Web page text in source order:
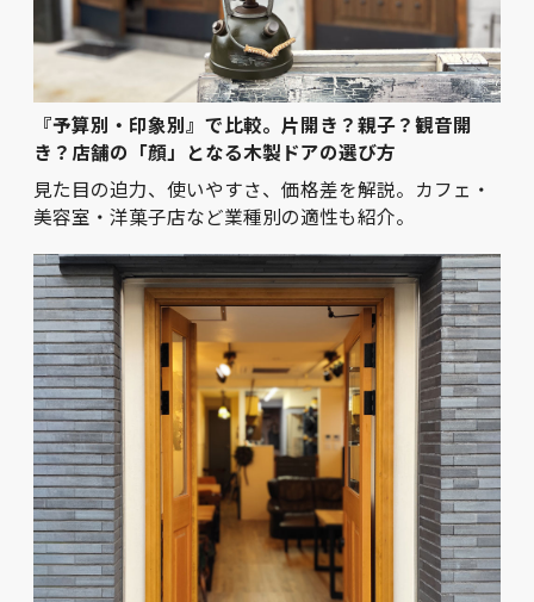
『予算別・印象別』で比較。片開き？親子？観音開
き？店舗の「顔」となる木製ドアの選び方
見た目の迫力、使いやすさ、価格差を解説。カフェ・
美容室・洋菓子店など業種別の適性も紹介。